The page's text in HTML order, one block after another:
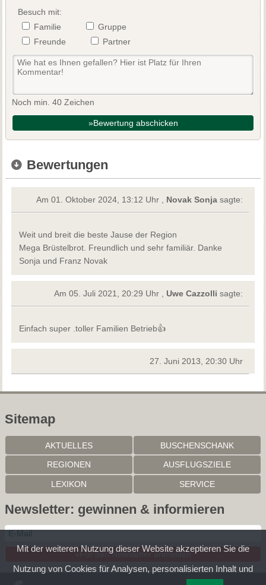
Besuch mit:
Familie
Gruppe
Freunde
Partner
Noch min. 40 Zeichen
»Bewertung abschicken
Bewertungen
Am 01. Oktober 2024, 13:12 Uhr , Novak Sonjasagte:
Weit und breit die beste Jause der Region
Mega Brüstelbrot. Freundlich und sehr familiär. Danke
Sonja und Franz Novak
Am 05. Juli 2021, 20:29 Uhr , Uwe Cazzollisagte:
Einfach super .toller Familien Betrieb👍
27. Juni 2013, 20:30 Uhr
Sitemap
AKTUELLES BUSCHENSCHANK
REGIONEN AUSFLUGSZIELE
LEXIKON SERVICE
Newsletter: gewinnen & informieren
»Für den Newsletter anmelden
Mit der weiteren Nutzung dieser Website akzeptieren Sie die
Nutzung von Cookies für Analysen, personalisierten Inhalt und